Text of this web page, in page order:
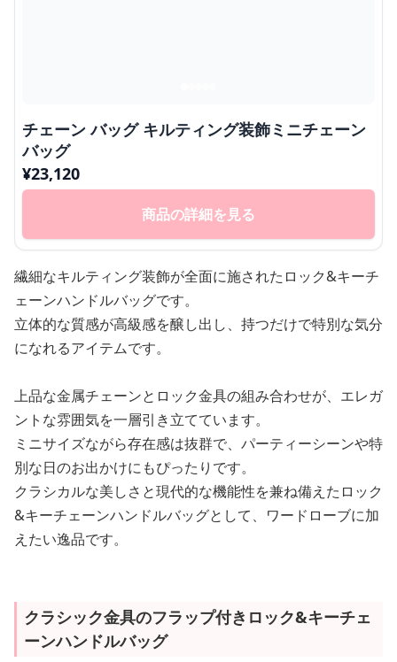
チェーン バッグ キルティング装飾ミニチェーン
バッグ
¥23,120
商品の詳細を見る
繊細なキルティング装飾が全面に施されたロック&キーチ
ェーンハンドルバッグです。
立体的な質感が高級感を醸し出し、持つだけで特別な気分
になれるアイテムです。
上品な金属チェーンとロック金具の組み合わせが、エレガ
ントな雰囲気を一層引き立てています。
ミニサイズながら存在感は抜群で、パーティーシーンや特
別な日のお出かけにもぴったりです。
クラシカルな美しさと現代的な機能性を兼ね備えたロック
&キーチェーンハンドルバッグとして、ワードローブに加
えたい逸品です。
クラシック金具のフラップ付きロック&キーチェ
ーンハンドルバッグ